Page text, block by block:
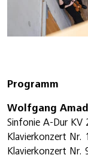
Programm
Wolfgang
Sinfonie A-Dur KV
Klavierkonzert Nr.
Klavierkonzert Nr.